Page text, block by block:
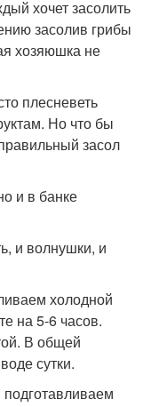
хочет засолить
засолив грибы
хозяюшка не
плесневеть
Но что бы
засол
и в банке
и волнушки, и
холодной
на 5-6 часов.
В общей
сутки.